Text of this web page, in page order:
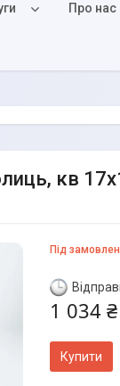
Про нас
кв
Під
1 034 ₴
Купити